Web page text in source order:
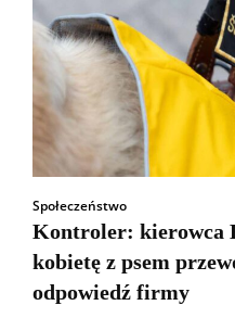
Społeczeństwo
Kontroler: kierowca
kobietę z psem
odpowiedź firmy